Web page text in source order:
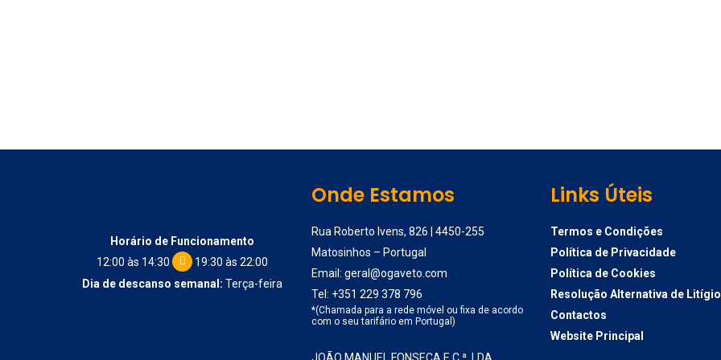
Horário de Funcionamento
12:00 às 14:30
19:30 às 22:00
Dia de descanso semanal: Terça-feira
Onde Estamos
Rua Roberto Ivens, 826 | 4450-255
Matosinhos – Portugal
Email: geral@ogaveto.com
Tel: +351 229 378 796
*(Chamada para a rede móvel ou fixa de acordo
com o seu tarifário em Portugal)
Links Úteis
Termos e Condições
Política de Privacidade
Política de Cookies
Resolução Alternativa de
Contactos
Website Principal